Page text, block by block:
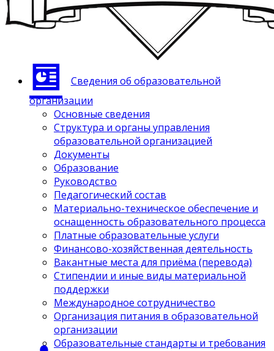
Сведения об образовательной
организации
Основные сведения
Структура и органы управления
образовательной организацией
Документы
Образование
Руководство
Педагогический состав
Материально-техническое обеспечение и
оснащенность образовательного процесса
Платные образовательные услуги
Финансово-хозяйственная деятельность
Вакантные места для приёма (перевода)
Стипендии и иные виды материальной
поддержки
Международное сотрудничество
Организация питания в образовательной
организации
Образовательные стандарты и требования